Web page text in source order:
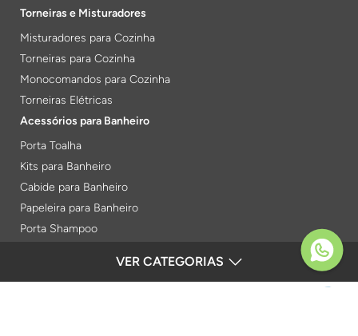
Torneiras e Misturadores
Misturadores para Cozinha
Torneiras para Cozinha
Monocomandos para Cozinha
Torneiras Elétricas
Acessórios para Banheiro
Porta Toalha
Kits para Banheiro
Cabide para Banheiro
Papeleira para Banheiro
Porta Shampoo
VER CATEGORIAS
FORMAS DE PAGAMENTO